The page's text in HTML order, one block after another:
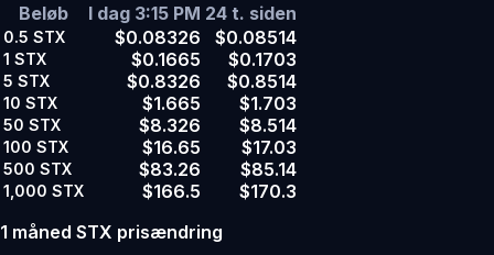
Beløb
I dag 3:15 PM 24 t. siden
0.5 STX $0.08326 $0.08514
1 STX $0.1665 $0.1703
5 STX $0.8326 $0.8514
10 STX $1.665 $1.703
50 STX $8.326 $8.514
100 STX $16.65 $17.03
500 STX $83.26 $85.14
1,000 STX $166.5
$170.3
1 måned STX prisændring